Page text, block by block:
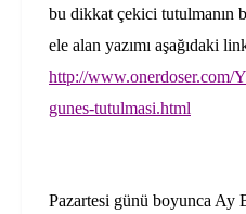
bu dikkat çekici tutulmanın
ele alan yazımı aşağıdaki
http://www.onerdoser.com/
gunes-tutulmasi.html
Pazartesi günü boyunca Ay